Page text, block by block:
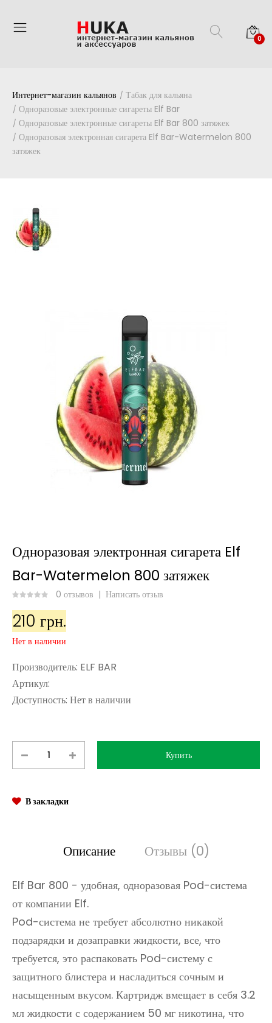
0
Интернет-магазин кальянов
Табак для кальяна
Одноразовые электронные сигареты Elf Bar
Одноразовые электронные сигареты Elf Bar 800 затяжек
Одноразовая электронная сигарета Elf Bar-Watermelon 800
затяжек
Одноразовая электронная сигарета Elf
Bar-Watermelon 800 затяжек
0 отзывов | Написать отзыв
210 грн.
Нет в наличии
Производитель: ELF BAR
Артикул:
Доступность: Нет в наличии
В закладки
Описание Отзывы (0)
Elf Bar 800 - удобная, одноразовая Pod-система
от компании Elf.
Pod-система не требует абсолютно никакой
подзарядки и дозаправки жидкости, все, что
требуется, это распаковать Pod-систему с
защитного блистера и насладиться сочным и
насыщенным вкусом. Картридж вмещает в себя 3.2
мл жидкости с содержанием 50 мг никотина, что